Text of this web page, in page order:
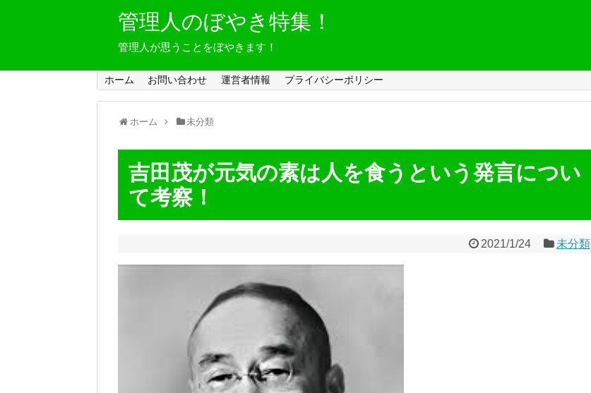
管理人のぼやき特集！
管理人が思うことをぼやきます！
ホーム お問い合わせ 運営者情報 プライバシーポリシー
ホーム 未分類
吉田茂が元気の素は人を食うという発言につい
て考察！
2021/1/24 未分類